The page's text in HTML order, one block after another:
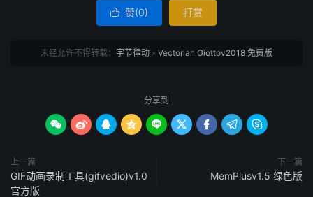
 赞(0) 打赏
未经允许不得转载： 字节律动 » Vectorian Giottov2018 免费版
分享到
        
上一篇
GIF动画录制工具(gifvedio)v1.0
官方版
下一篇
MemPlusv1.5 绿色版